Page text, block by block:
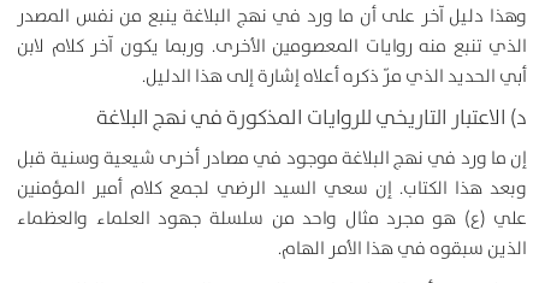
وهذا دليل آخر على أن ما ورد في نهج البلاغة ينبع من نفس المصدر
الذي تنبع منه روايات المعصومين الأخرى. وربما يكون آخر كلام لابن
أبي الحديد الذي مرّ ذكره أعلاه إشارة إلى هذا الدليل.
د) الاعتبار التاريخي للروايات المذكورة في نهج البلاغة
إن ما ورد في نهج البلاغة موجود في مصادر أخرى شيعية وسنية قبل
وبعد هذا الكتاب. إن سعي السيد الرضي لجمع كلام أمير المؤمنين
علي (ع) هو مجرد مثال واحد من سلسلة جهود العلماء والعظماء
الذين سبقوه في هذا الأمر الهام.